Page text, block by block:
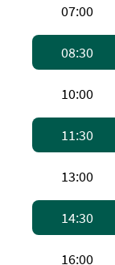
07:00上
08:30上
10:00上
11:30上
13:00下
14:30下
16:00下